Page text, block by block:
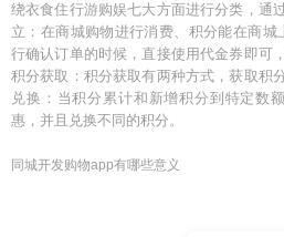
绕衣食住行游购娱七大方面进行分类，通
立：在商城购物进行消费、积分能在商
行确认订单的时候，直接使用代金券即可
积分获取：积分获取有两种方式，获取积
兑换：当积分累计和新增积分到特定数
惠，并且兑换不同的积分。
同城开发购物app有哪些意义